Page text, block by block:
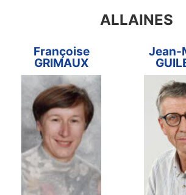
ALLAINES
Françoise
GRIMAUX
Jean-